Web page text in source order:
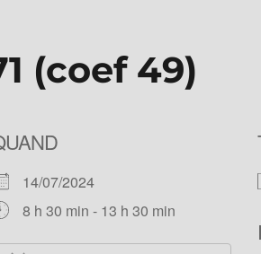
(coef 49)
14/07/2024
8 h 30 min - 13 h 30 min